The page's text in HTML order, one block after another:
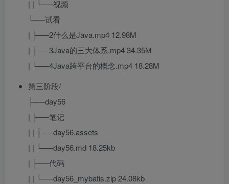
| | └──视频
└──试看
| ├──2什么是Java.mp4 12.98M
| ├──3Java的三大体系.mp4 34.35M
| └──4Java跨平台的概念.mp4 18.28M
第三阶段/
├──day56
| ├──笔记
| | ├──day56.assets
| | └──day56.md 18.25kb
| ├──代码
| | └──day56_mybatis.zip 24.08kb